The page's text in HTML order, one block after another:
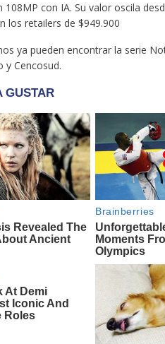
con IA. Su valor oscila
los retailers de $949.900
ya pueden encontrar la serie
y Cencosud.